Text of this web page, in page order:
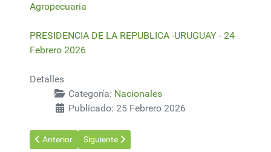
Agropecuaria
PRESIDENCIA DE LA REPUBLICA -URUGUAY - 24
Febrero 2026
Detalles
Categoría: Nacionales
Publicado: 25 Febrero 2026
Artículo anterior: MGAP declara la emergencia agropecuaria
Anterior Artículo siguiente: Picudo rojo: Uso de trampas
Siguiente